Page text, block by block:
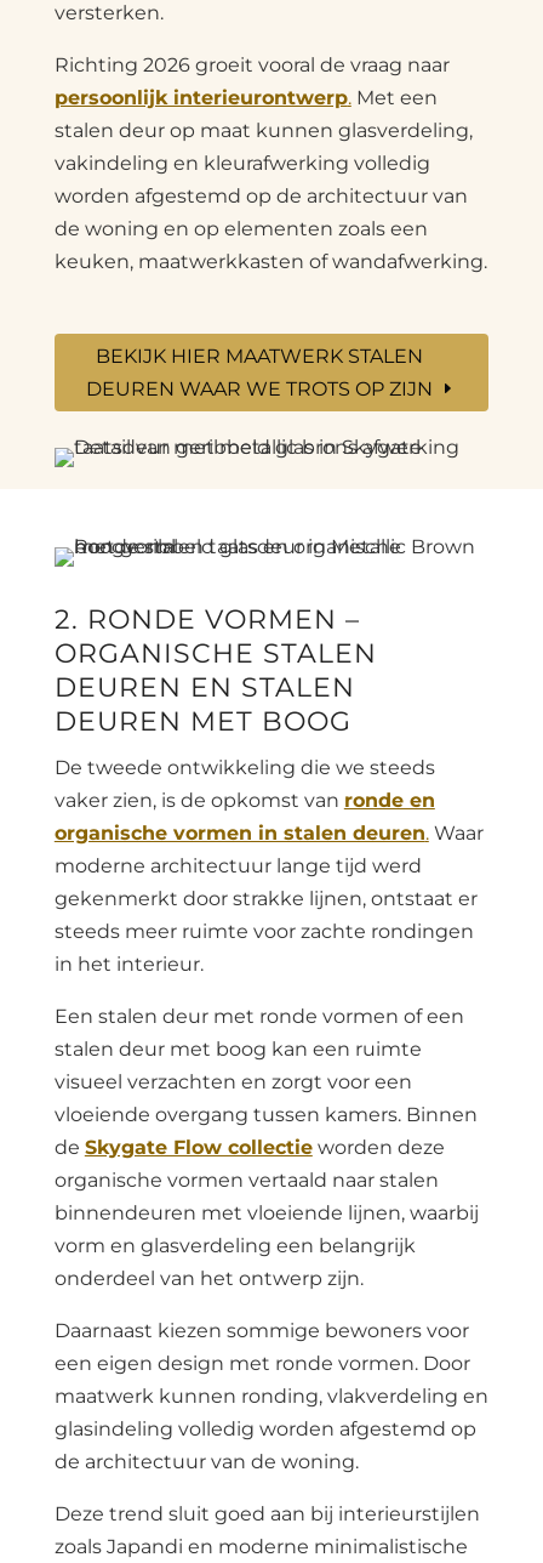
versterken.
Richting 2026 groeit vooral de vraag naar
persoonlijk interieurontwerp.Met een
stalen deur op maat kunnen glasverdeling,
vakindeling en kleurafwerking volledig
worden afgestemd op de architectuur van
de woning en op elementen zoals een
keuken, maatwerkkasten of wandafwerking.
BEKIJK HIER MAATWERK STALEN
DEUREN WAAR WE TROTS OP ZIJN
2. RONDE VORMEN –
ORGANISCHE STALEN
DEUREN EN STALEN
DEUREN MET BOOG
De tweede ontwikkeling die we steeds
vaker zien, is de opkomst van ronde en
organische vormen in stalen deuren.Waar
moderne architectuur lange tijd werd
gekenmerkt door strakke lijnen, ontstaat er
steeds meer ruimte voor zachte rondingen
in het interieur.
Een stalen deur met ronde vormen of een
stalen deur met boog kan een ruimte
visueel verzachten en zorgt voor een
vloeiende overgang tussen kamers. Binnen
de Skygate Flow collectieworden deze
organische vormen vertaald naar stalen
binnendeuren met vloeiende lijnen, waarbij
vorm en glasverdeling een belangrijk
onderdeel van het ontwerp zijn.
Daarnaast kiezen sommige bewoners voor
een eigen design met ronde vormen. Door
maatwerk kunnen ronding, vlakverdeling en
glasindeling volledig worden afgestemd op
de architectuur van de woning.
Deze trend sluit goed aan bij interieurstijlen
zoals Japandi en moderne minimalistische